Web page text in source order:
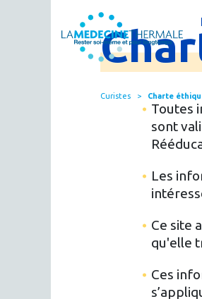
Curistes Charte
Toutes
sont
Les
Ce site
qu'elle
Ces